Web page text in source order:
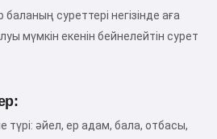
суреттері негізінде аға
мүмкін екенін бейнелейтін сурет
түрі: әйел, ер адам, бала, отбасы,